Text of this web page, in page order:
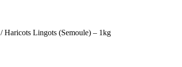
/ Haricots Lingots (Semoule) – 1kg